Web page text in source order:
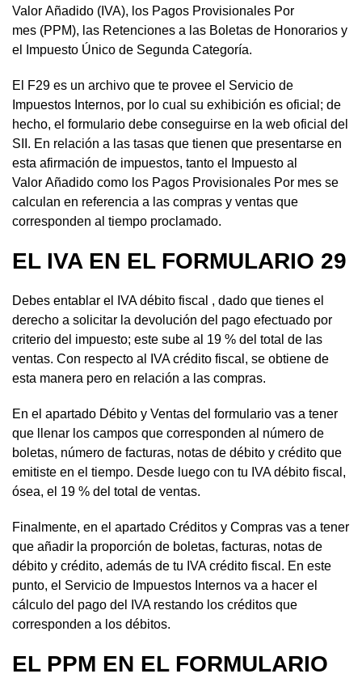
Valor Añadido (IVA), los Pagos Provisionales Por
mes (PPM), las Retenciones a las Boletas de Honorarios y
el Impuesto Único de Segunda Categoría.
El F29 es un archivo que te provee el Servicio de
Impuestos Internos, por lo cual su exhibición es oficial; de
hecho, el formulario debe conseguirse en la web oficial del
SII. En relación a las tasas que tienen que presentarse en
esta afirmación de impuestos, tanto el Impuesto al
Valor Añadido como los Pagos Provisionales Por mes se
calculan en referencia a las compras y ventas que
corresponden al tiempo proclamado.
EL IVA EN EL FORMULARIO 29
Debes entablar el IVA débito fiscal , dado que tienes el
derecho a solicitar la devolución del pago efectuado por
criterio del impuesto; este sube al 19 % del total de las
ventas. Con respecto al IVA crédito fiscal, se obtiene de
esta manera pero en relación a las compras.
En el apartado Débito y Ventas del formulario vas a tener
que llenar los campos que corresponden al número de
boletas, número de facturas, notas de débito y crédito que
emitiste en el tiempo. Desde luego con tu IVA débito fiscal,
ósea, el 19 % del total de ventas.
Finalmente, en el apartado Créditos y Compras vas a tener
que añadir la proporción de boletas, facturas, notas de
débito y crédito, además de tu IVA crédito fiscal. En este
punto, el Servicio de Impuestos Internos va a hacer el
cálculo del pago del IVA restando los créditos que
corresponden a los débitos.
EL PPM EN EL FORMULARIO